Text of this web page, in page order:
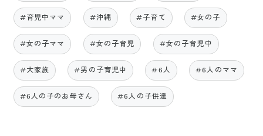
#育児中ママ #沖縄 #子育て #女の子
#女の子ママ #女の子育児 #女の子育児中
#大家族 #男の子育児中 #6人 #6人のママ
#6人の子のお母さん #6人の子供達